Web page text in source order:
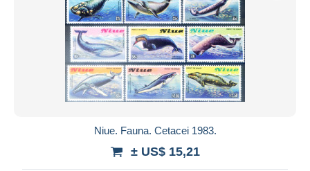
Niue. Fauna. Cetacei 1983.
± US$ 15,21